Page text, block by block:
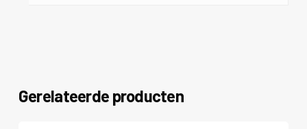
Gerelateerde producten